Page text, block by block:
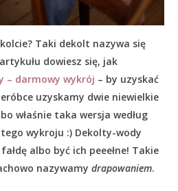
Taki dekolt nazywa się
dowiesz się, jak
– darmowy wykrój – by uzyskać
uzyskamy dwie niewielkie
właśnie taka wersja według
wykroju :) Dekolty-wody
albo być ich peeełne! Takie
nazywamy drapowaniem.